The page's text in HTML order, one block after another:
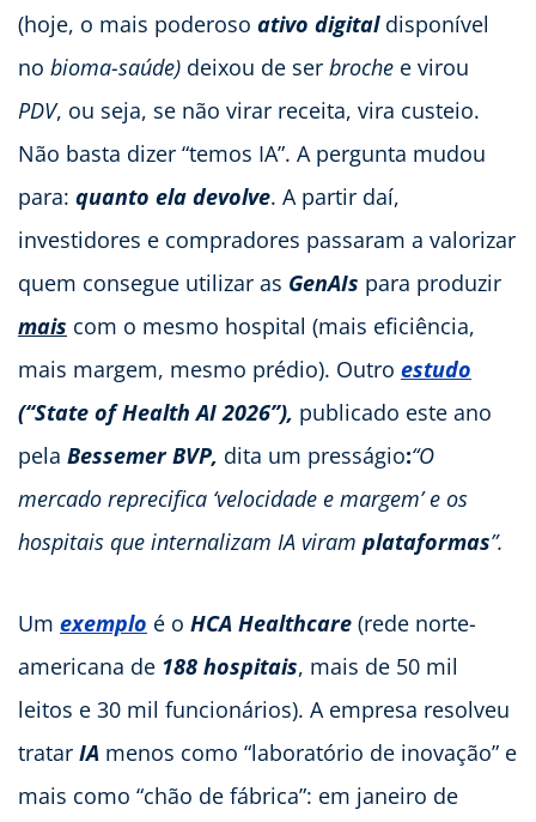
(hoje, o mais poderoso ativo digitaldisponível
no bioma-saúde) deixou de ser broche e virou
PDV, ou seja, se não virar receita, vira custeio.
Não basta dizer “temos IA”. A pergunta mudou
para: quanto ela devolve. A partir daí,
investidores e compradores passaram a valorizar
quem consegue utilizar as GenAIs para produzir
mais com o mesmo hospital (mais eficiência,
mais margem, mesmo prédio). Outro estudo
(“State of Health AI 2026”), publicado este ano
pela Bessemer BVP, dita um presságio:“O
mercado reprecifica ‘velocidade e margem’ e os
hospitais que internalizam IA viram plataformas”.
Um exemplo é o HCA Healthcare (rede norte-
americana de 188 hospitais, mais de 50 mil
leitos e 30 mil funcionários). A empresa resolveu
tratar IA menos como “laboratório de inovação” e
mais como “chão de fábrica”: em janeiro de